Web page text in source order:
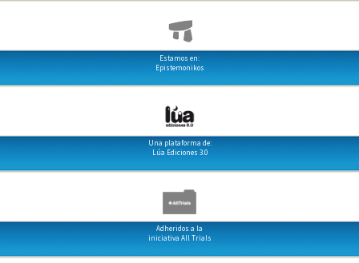
Estamos en:
Epistemonikos
Una plataforma de:
Lúa Ediciones 3.0
Adheridos a la
iniciativa All Trials